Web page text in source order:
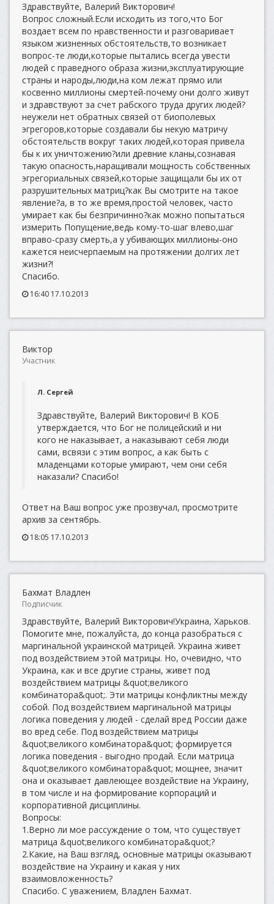
Здравствуйте, Валерий Викторович!
Вопрос сложный.Если исходить из того,что Бог
воздает всем по нравственности и разговаривает
языком жизненных обстоятельств,то возникает
вопрос-те люди,которые пытались всегда увести
людей с праведного образа жизни,эксплуатирующие
страны и народы,люди,на ком лежат прямо или
косвенно миллионы смертей-почему они долго живут
и здравствуют за счет рабского труда других людей?
неужели нет обратных связей от биополевых
эгрегоров,которые создавали бы некую матричу
обстоятельств вокруг таких людей,которая привела
бы к их уничтожению?или древние кланы,сознавая
такую опасность,наращивали мощность собственных
эгрегориальных связей,которые защищали бы их от
разрушительных матриц?как Вы смотрите на такое
явление?а, в то же время,простой человек, часто
умирает как бы безпричинно?как можно попытаться
измерить Попущение,ведь кому-то-шаг влево,шаг
вправо-сразу смерть,а у убивающих миллионы-оно
кажется неисчерпаемым на протяжении долгих лет
жизни?!
Спасибо.
16:40 17.10.2013
Виктор
Участник
Л. Сергей
Здравствуйте, Валерий Викторович! В КОБ
утверждается, что Бог не полицейский и ни
кого не наказывает, а наказывают себя люди
сами, всвязи с этим вопрос, а как быть с
младенцами которые умирают, чем они себя
наказали? Спасибо!
Ответ на Ваш вопрос уже прозвучал, просмотрите
архив за сентябрь.
18:05 17.10.2013
Бахмат Владлен
Подписчик
Здравствуйте, Валерий Викторович!Украина, Харьков.
Помогите мне, пожалуйста, до конца разобраться с
маргинальной украинской матрицей. Украина живет
под воздействием этой матрицы. Но, очевидно, что
Украина, как и все другие страны, живет под
воздействием матрицы &quot;великого
комбинатора&quot;. Эти матрицы конфликтны между
собой. Под воздействием маргинальной матрицы
логика поведения у людей - сделай вред России даже
во вред себе. Под воздействием матрицы
&quot;великого комбинатора&quot; формируется
логика поведения - выгодно продай. Если матрица
&quot;великого комбинатора&quot; мощнее, значит
она и оказывает давлеющее воздействие на Украину,
в том числе и на формирование корпораций и
корпоративной дисциплины.
Вопросы:
1.Верно ли мое рассуждение о том, что существует
матрица &quot;великого комбинатора&quot;?
2.Какие, на Ваш взгляд, основные матрицы оказывают
воздействие на Украину и какая у них
взаимовложенность?
Спасибо. С уважением, Владлен Бахмат.